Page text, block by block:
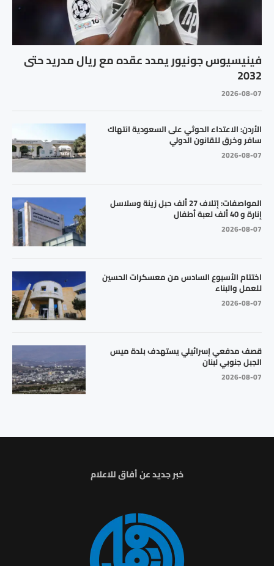
فينيسيوس جونيور يمدد عقده مع ريال مدريد حتى
2032
2026-08-07
الأردن: الاعتداء الحوثي على السعودية انتهاك
سافر وخرق للقانون الدولي
2026-08-07
المواصفات: إتلاف 27 ألف حبل زينة وسلاسل
إنارة و 40 ألف لعبة أطفال
2026-08-07
اختتام الأسبوع السادس من معسكرات الحسين
للعمل والبناء
2026-08-07
قصف مدفعي إسرائيلي يستهدف بلدة ميس
الجبل جنوبي لبنان
2026-08-07
خبر جديد عن أفاق للاعلام